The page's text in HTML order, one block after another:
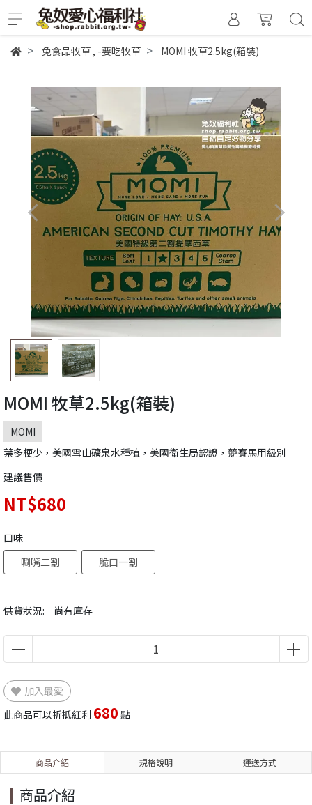
兔食品牧草, -要吃牧草 MOMI 牧草2.5kg(箱裝)
MOMI 牧草2.5kg(箱裝)
MOMI
葉多梗少，美國雪山礦泉水種植，美國衛生局認證，競賽馬用級別
建議售價
NT$680
供貨狀況: 尚有庫存
口味
唰嘴二割
脆口一割
加入最愛
此商品可以折抵紅利 680 點
商品介紹 規格說明 運送方式
商品介紹